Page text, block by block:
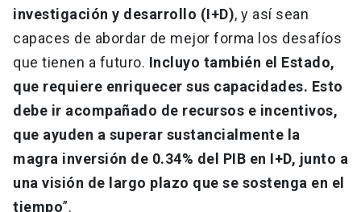
investigación y desarrollo (I+D), y así sean
capaces de abordar de mejor forma los desafíos
que tienen a futuro. Incluyo también el Estado,
que requiere enriquecer sus capacidades. Esto
debe ir acompañado de recursos e incentivos,
que ayuden a superar sustancialmente la
magra inversión de 0.34% del PIB en I+D, junto a
una visión de largo plazo que se sostenga en el
tiempo”.